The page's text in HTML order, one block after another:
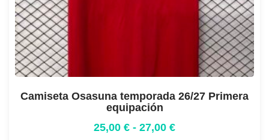
Camiseta Osasuna temporada 26/27 Primera
equipación
25,00 € - 27,00 €